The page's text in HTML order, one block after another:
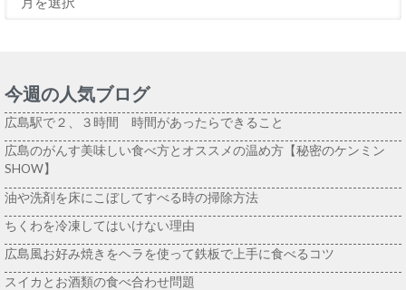
今週の人気ブログ
広島駅で２、３時間 時間があったらできること
広島のがんす美味しい食べ方とオススメの温め方【秘密のケンミン
SHOW】
油や洗剤を床にこぼしてすべる時の掃除方法
ちくわを冷凍してはいけない理由
広島風お好み焼きをヘラを使って鉄板で上手に食べるコツ
スイカとお酒類の食べ合わせ問題